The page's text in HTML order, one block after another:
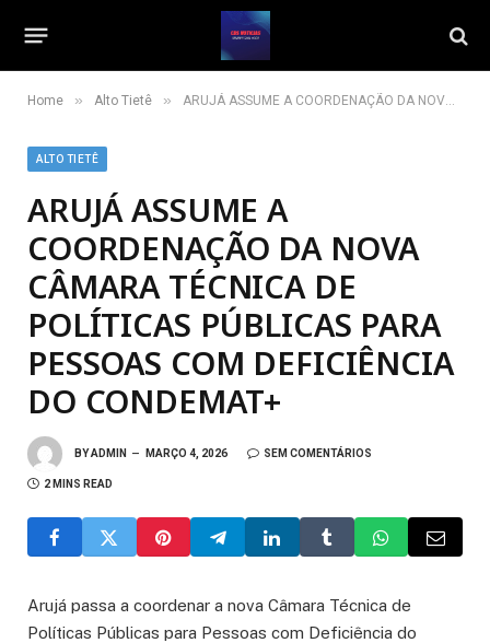
Home » Alto Tietê » ARUJÁ ASSUME A COORDENAÇÃO DA NOVA CÂMARA TÉCNICA DE POLÍTICAS PÚBLICAS PARA PESSOAS COM DEFICIÊNCIA DO CONDEMAT+
ALTO TIETÊ
ARUJÁ ASSUME A
COORDENAÇÃO DA NOVA
CÂMARA TÉCNICA DE
POLÍTICAS PÚBLICAS PARA
PESSOAS COM DEFICIÊNCIA
DO CONDEMAT+
BYADMIN MARÇO 4, 2026 SEM COMENTÁRIOS
2 MINS READ
Arujá passa a coordenar a nova Câmara Técnica de
Políticas Públicas para Pessoas com Deficiência do